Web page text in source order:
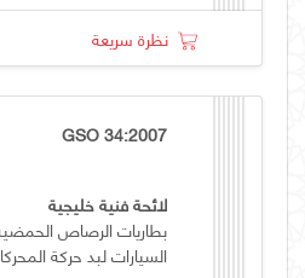
نظرة سريعة
GSO 34:2007
لائحة فنية خليجية
بطاريات الرصاص
السيارات لبد حركة